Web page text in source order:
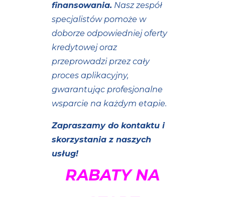
finansowania. Nasz zespół
specjalistów pomoże w
doborze odpowiedniej oferty
kredytowej oraz
przeprowadzi przez cały
proces aplikacyjny,
gwarantując profesjonalne
wsparcie na każdym etapie.
Zapraszamy do kontaktu i
skorzystania z naszych
usług!
RABATY NA